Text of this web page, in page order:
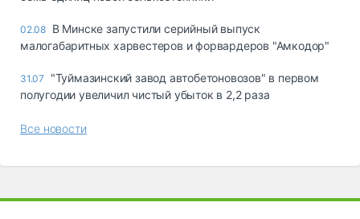
02.08 В Минске запустили серийный выпуск
малогабаритных харвестеров и форвардеров "Амкодор"
31.07
"Туймазинский завод автобетоновозов" в первом
полугодии увеличил чистый убыток в 2,2 раза
Все новости